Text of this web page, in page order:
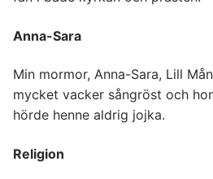
Anna-Sara
Min mormor, Anna-Sara, Lill
mycket vacker sångröst och
hörde henne aldrig jojka.
Religion